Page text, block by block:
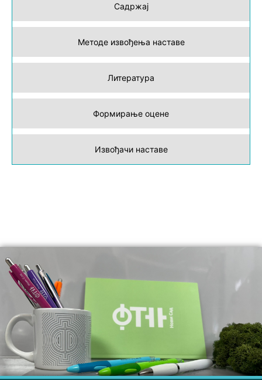
Садржај
Методе извођења наставе
Литература
Формирање оцене
Извођачи наставе